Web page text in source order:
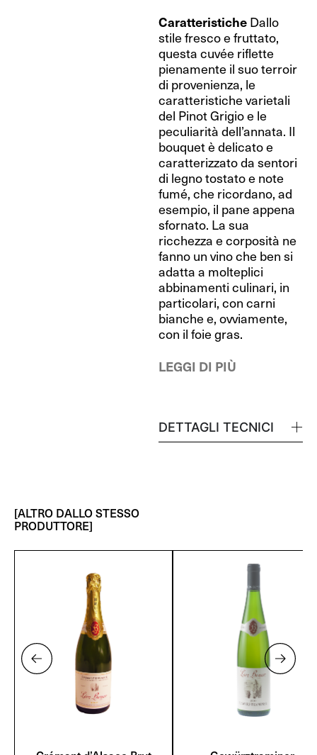
Caratteristiche Dallo
stile fresco e fruttato,
questa cuvée riflette
pienamente il suo terroir
di provenienza, le
caratteristiche varietali
del Pinot Grigio e le
peculiarità dell’annata. Il
bouquet è delicato e
caratterizzato da sentori
di legno tostato e note
fumé, che ricordano, ad
esempio, il pane appena
sfornato. La sua
ricchezza e corposità ne
fanno un vino che ben si
adatta a molteplici
abbinamenti culinari, in
particolari, con carni
bianche e, ovviamente,
con il foie gras.
LEGGI DI PIÙ
DETTAGLI TECNICI
[ALTRO DALLO STESSO
PRODUTTORE]